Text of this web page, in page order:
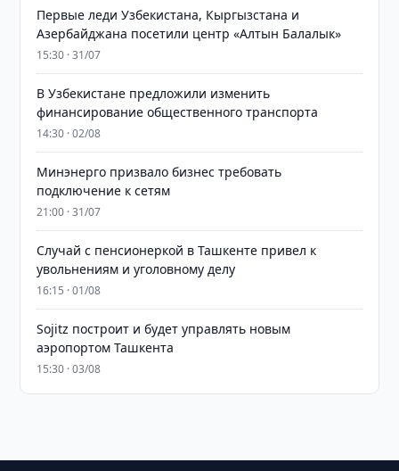
Первые леди Узбекистана, Кыргызстана и
Азербайджана посетили центр «Алтын Балалык»
15:30 · 31/07
В Узбекистане предложили изменить
финансирование общественного транспорта
14:30 · 02/08
Минэнерго призвало бизнес требовать
подключение к сетям
21:00 · 31/07
Случай с пенсионеркой в Ташкенте привел к
увольнениям и уголовному делу
16:15 · 01/08
Sojitz построит и будет управлять новым
аэропортом Ташкента
15:30 · 03/08